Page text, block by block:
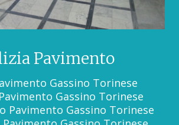
Pavimento
Gassino Torinese
Gassino Torinese
Pavimento Gassino Torinese